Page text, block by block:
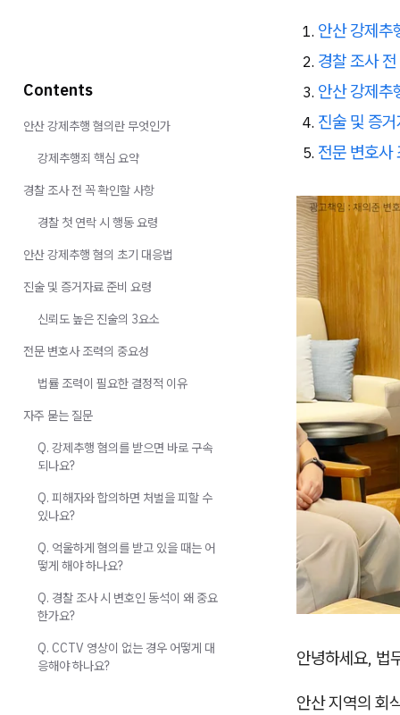
안산 강제추
경찰 조사
안산 강제추
진술 및 증
전문 변호사
안녕하세요, 법
안산 지역의 회
Contents
안산 강제추행 혐의란 무엇인가
강제추행죄 핵심 요약
경찰 조사 전 꼭 확인할 사항
경찰 첫 연락 시 행동 요령
안산 강제추행 혐의 초기 대응법
진술 및 증거자료 준비 요령
신뢰도 높은 진술의 3요소
전문 변호사 조력의 중요성
법률 조력이 필요한 결정적 이유
자주 묻는 질문
Q. 강제추행 혐의를 받으면 바로 구속
되나요?
Q. 피해자와 합의하면 처벌을 피할 수
있나요?
Q. 억울하게 혐의를 받고 있을 때는 어
떻게 해야 하나요?
Q. 경찰 조사 시 변호인 동석이 왜 중요
한가요?
Q. CCTV 영상이 없는 경우 어떻게 대
응해야 하나요?